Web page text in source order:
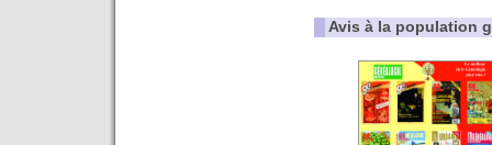
Avis à la population